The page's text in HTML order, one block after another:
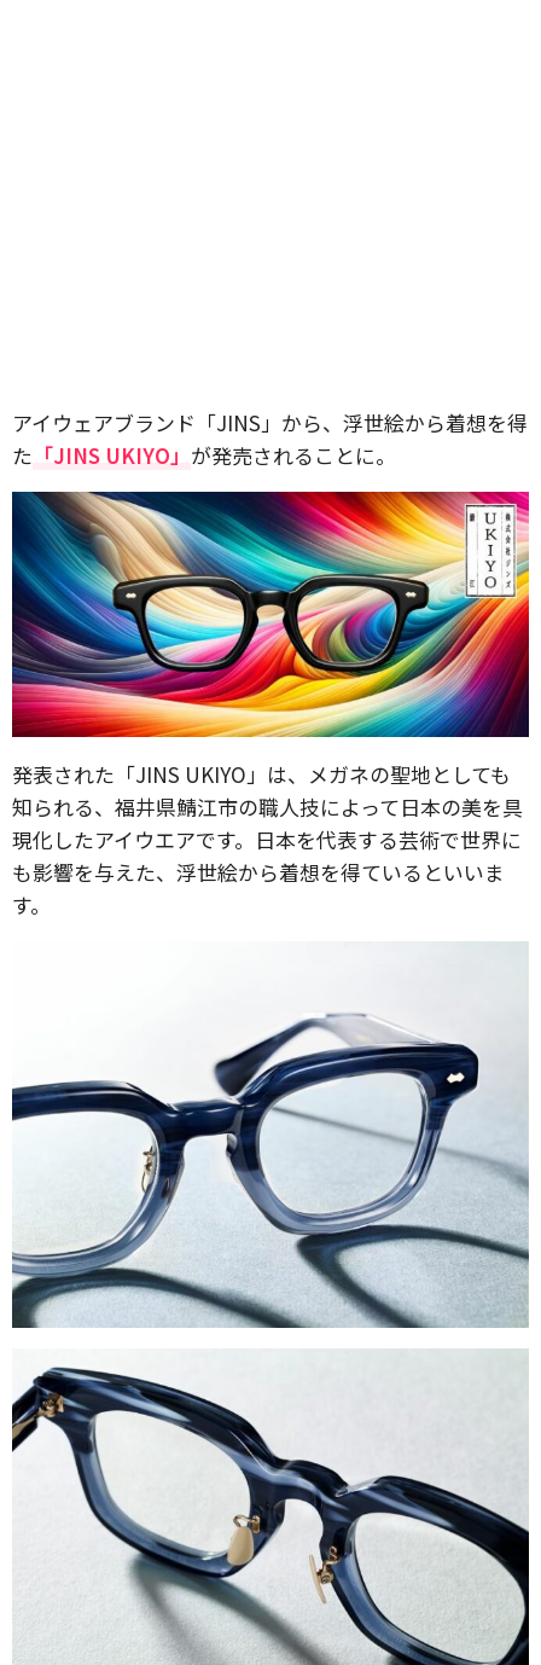
アイウェアブランド「JINS」から、浮世絵から着想を得
た 「JINS UKIYO」 が発売されることに。
発表された「JINS UKIYO」は、メガネの聖地としても
知られる、福井県鯖江市の職人技によって日本の美を具
現化したアイウエアです。日本を代表する芸術で世界に
も影響を与えた、浮世絵から着想を得ているといいま
す。